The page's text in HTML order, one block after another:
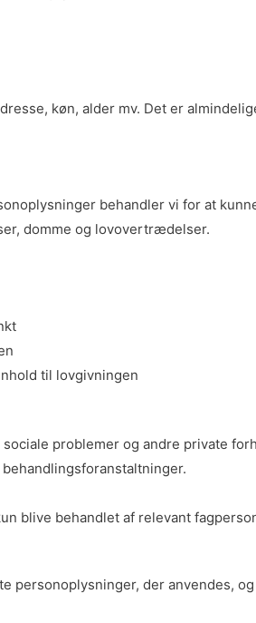
køn, alder mv. Det er
behandler vi for at
domme og lovovertrædelser.
til lovgivningen
problemer og andre private
blive behandlet af relevant
personoplysninger, der anvendes,